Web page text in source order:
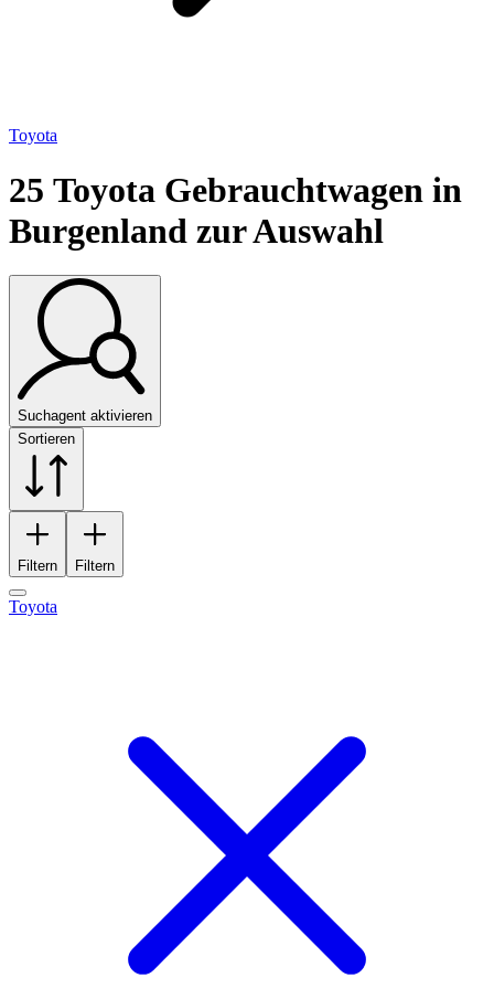
Toyota
25 Toyota Gebrauchtwagen in
Burgenland zur Auswahl
Suchagent aktivieren
Sortieren
Filtern Filtern
Toyota